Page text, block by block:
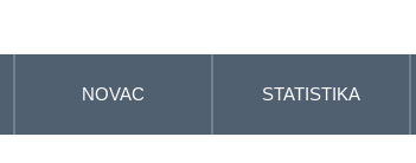
NOVAC STATISTIKA